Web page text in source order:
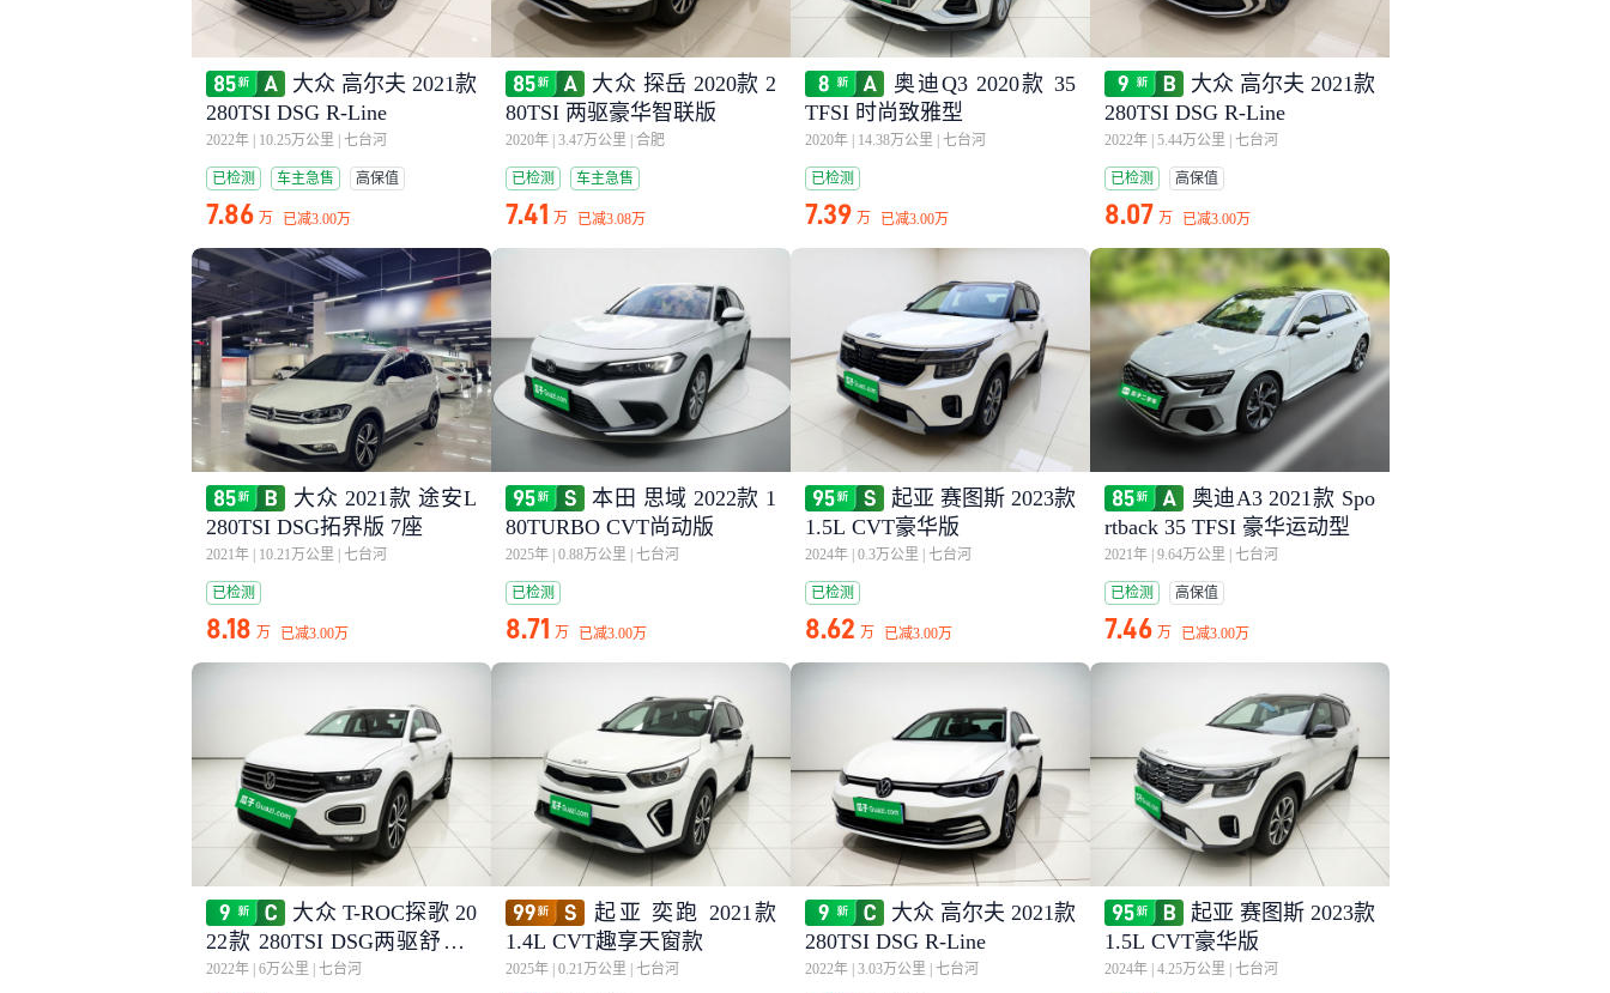
大众 高尔夫 2021款
280TSI DSG R-Line
2022年 10.25万公里 七台河
已检测 车主急售 高保值
7.86 万 已减3.00万
大众 探岳 2020款 2
80TSI 两驱豪华智联版
2020年 3.47万公里 合肥
已检测 车主急售
7.41 万 已减3.08万
奥迪Q3 2020款 35
TFSI 时尚致雅型
2020年 14.38万公里 七台河
已检测
7.39 万 已减3.00万
大众 高尔夫 2021款
280TSI DSG R-Line
2022年 5.44万公里 七台河
已检测 高保值
8.07 万 已减3.00万
大众 2021款 途安L
280TSI DSG拓界版 7座
2021年 10.21万公里 七台河
已检测
8.18 万 已减3.00万
本田 思域 2022款 1
80TURBO CVT尚动版
2025年 0.88万公里 七台河
已检测
8.71 万 已减3.00万
起亚 赛图斯 2023款
1.5L CVT豪华版
2024年 0.3万公里 七台河
已检测
8.62 万 已减3.00万
奥迪A3 2021款 Spo
rtback 35 TFSI 豪华运动型
2021年 9.64万公里 七台河
已检测 高保值
7.46 万 已减3.00万
大众 T-ROC探歌 20
22款 280TSI DSG两驱舒享P
LUS
2022年 6万公里 七台河
起亚 奕跑 2021款
1.4L CVT趣享天窗款
2025年 0.21万公里 七台河
大众 高尔夫 2021款
280TSI DSG R-Line
2022年 3.03万公里 七台河
起亚 赛图斯 2023款
1.5L CVT豪华版
2024年 4.25万公里 七台河